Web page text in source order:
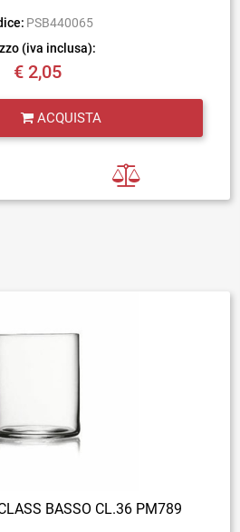
PSB440065
(iva inclusa):
€ 2,05
ACQUISTA
BASSO CL.36 PM789